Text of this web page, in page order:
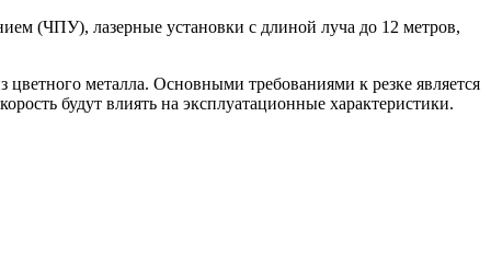
(ЧПУ), лазерные установки с длиной луча до 12 метров,
металла. Основными требованиями к резке является
будут влиять на эксплуатационные характеристики.